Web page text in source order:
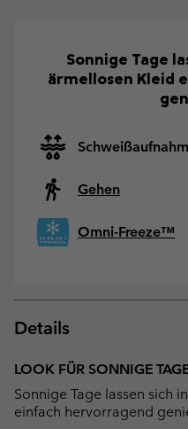
Sonnige Tage
ärmellosen Kleid
Gehen
Omni-Freeze™
Details
LOOK FÜR SONNIGE
Sonnige Tage lassen sich
einfach hervorragend